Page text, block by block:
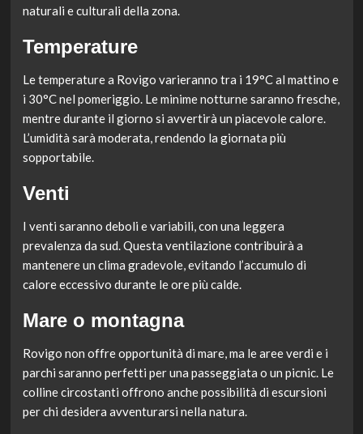
naturali e culturali della zona.
Temperature
Le temperature a Rovigo varieranno tra i 19°C al mattino e
i 30°C nel pomeriggio. Le minime notturne saranno fresche,
mentre durante il giorno si avvertirà un piacevole calore.
L’umidità sarà moderata, rendendo la giornata più
sopportabile.
Venti
I venti saranno deboli e variabili, con una leggera
prevalenza da sud. Questa ventilazione contribuirà a
mantenere un clima gradevole, evitando l’accumulo di
calore eccessivo durante le ore più calde.
Mare o montagna
Rovigo non offre opportunità di mare, ma le aree verdi e i
parchi saranno perfetti per una passeggiata o un picnic. Le
colline circostanti offrono anche possibilità di escursioni
per chi desidera avventurarsi nella natura.